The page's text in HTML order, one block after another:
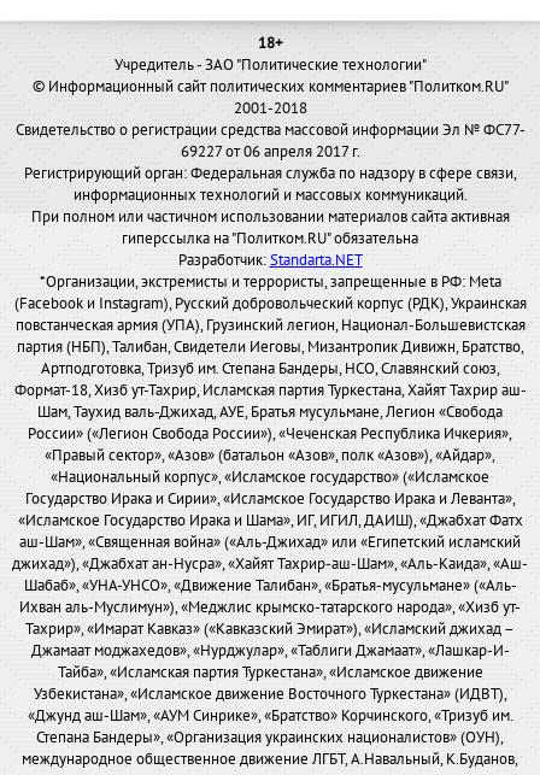
18+
Учредитель - ЗАО "Политические технологии"
© Информационный сайт политических комментариев "Политком.RU"
2001-2018
Свидетельство о регистрации средства массовой информации Эл № ФС77-
69227 от 06 апреля 2017 г.
Регистрирующий орган: Федеральная служба по надзору в сфере связи,
информационных технологий и массовых коммуникаций.
При полном или частичном использовании материалов сайта активная
гиперссылка на "Политком.RU" обязательна
Разработчик:Standarta.NET
*Организации, экстремисты и террористы, запрещенные в РФ: Meta
(Facebook и Instagram), Русский добровольческий корпус (РДК), Украинская
повстанческая армия (УПА), Грузинский легион, Национал-Большевистская
партия (НБП), Талибан, Свидетели Иеговы, Мизантропик Дивижн, Братство,
Артподготовка, Тризуб им. Степана Бандеры, НСО, Славянский союз,
Формат-18, Хизб ут-Тахрир, Исламская партия Туркестана, Хайят Тахрир аш-
Шам, Таухид валь-Джихад, АУЕ, Братья мусульмане, Легион «Свобода
России» («Легион Свобода России»), «Чеченская Республика Ичкерия»,
«Правый сектор», «Азов» (батальон «Азов», полк «Азов»), «Айдар»,
«Национальный корпус», «Исламское государство» («Исламское
Государство Ирака и Сирии», «Исламское Государство Ирака и Леванта»,
«Исламское Государство Ирака и Шама», ИГ, ИГИЛ, ДАИШ), «Джабхат Фатх
аш-Шам», «Священная война» («Аль-Джихад» или «Египетский исламский
джихад»), «Джабхат ан-Нусра», «Хайят Тахрир-аш-Шам», «Аль-Каида», «Аш-
Шабаб», «УНА-УНСО», «Движение Талибан», «Братья-мусульмане» («Аль-
Ихван аль-Муслимун»), «Меджлис крымско-татарского народа», «Хизб ут-
Тахрир», «Имарат Кавказ» («Кавказский Эмират»), «Исламский джихад –
Джамаат моджахедов», «Нурджулар», «Таблиги Джамаат», «Лашкар-И-
Тайба», «Исламская партия Туркестана», «Исламское движение
Узбекистана», «Исламское движение Восточного Туркестана» (ИДВТ),
«Джунд аш-Шам», «АУМ Синрике», «Братство» Корчинского, «Тризуб им.
Степана Бандеры», «Организация украинских националистов» (ОУН),
международное общественное движение ЛГБТ, А.Навальный, К.Буданов,